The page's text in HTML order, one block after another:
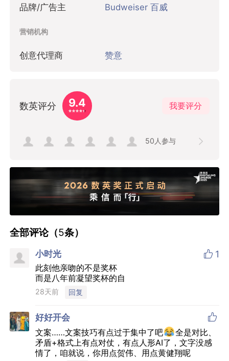
品牌/广告主 Budweiser 百威
营销机构
创意代理商 赞意
数英评分 9.4 我要评分
50 人参与
全部评论（5条）
小时光  1
此刻他亲吻的不是奖杯
而是八年前凝望奖杯的自
28天前 回复
好好开会 
文案……文案技巧有点过于集中了吧
全是对比、
矛盾+格式上有点对仗，有点人形AI了，文字没感
情了，咱就说，你用点贺伟、用点黄健翔呢